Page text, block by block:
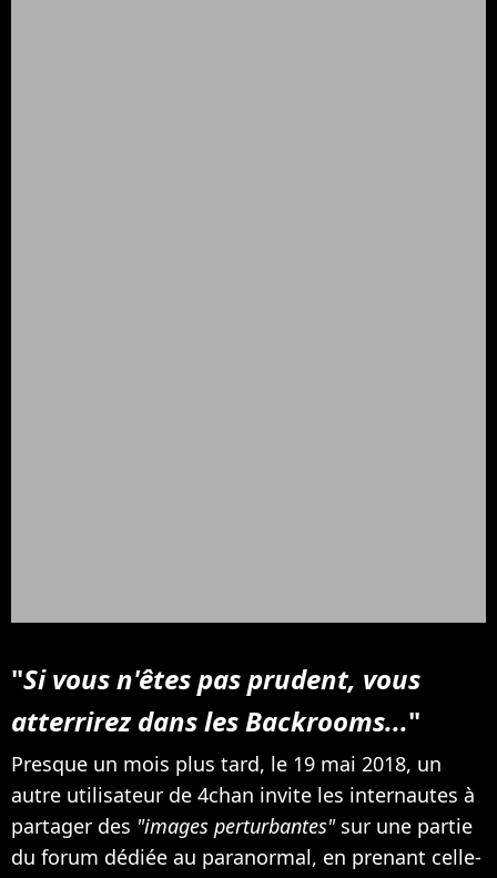
"Si vous n'êtes pas prudent, vous
atterrirez dans les Backrooms..."
Presque un mois plus tard, le 19 mai 2018, un
autre utilisateur de 4chan invite les internautes à
partager des "images perturbantes"sur une partie
du forum dédiée au paranormal, en prenant celle-